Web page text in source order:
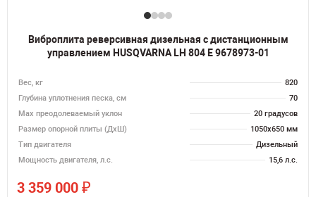
Виброплита реверсивная дизельная с дистанционным
управлением HUSQVARNA LH 804 Е 9678973-01
Вес, кг
820
Глубина уплотнения песка, см
70
Max преодолеваемый уклон
20 градусов
Размер опорной плиты (ДхШ)
1050х650 мм
Тип двигателя
Дизельный
Мощность двигателя, л.с.
15,6 л.с.
3 359 000 ₽